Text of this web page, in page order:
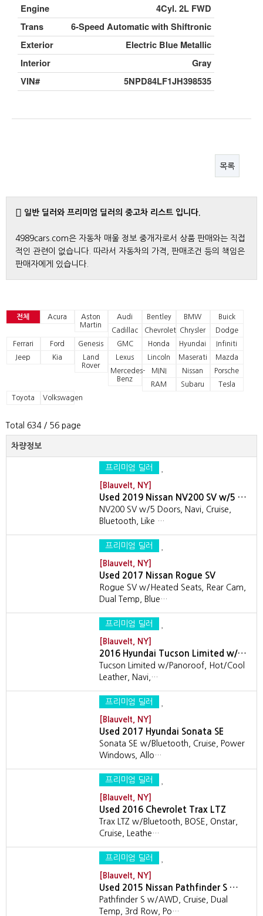
Engine
4Cyl. 2L FWD
Trans
6-Speed Automatic with Shiftronic
Exterior
Electric Blue Metallic
Interior
Gray
VIN#
5NPD84LF1JH398535
목록
일반 딜러와 프리미엄 딜러의 중고차 리스트 입니다.
4989cars.com은 자동차 매울 정보 중개자로서 상품 판매와는 직접
적인 관련이 없습니다. 따라서 자동차의 가격, 판매조건 등의 책임은
판매자에게 있습니다.
전체 Acura
Aston
Martin
Audi Bentley BMW
Buick
Cadillac
Chevrolet Chrysler
Dodge
Ferrari
Ford Genesis GMC Honda Hyundai
Infiniti
Jeep
Kia
Land
Rover
Lexus Lincoln Maserati
Mazda
Mercedes-
Benz
MINI Nissan
Porsche
RAM
Subaru
Tesla
Toyota
Volkswagen
Total 634/ 56 page
차량정보
프리미엄 딜러
[Blauvelt, NY]
Used 2019 Nissan NV200 SV w/5 …
NV200 SV w/5 Doors, Navi, Cruise,
Bluetooth, Like …
프리미엄 딜러
[Blauvelt, NY]
Used 2017 Nissan Rogue SV
Rogue SV w/Heated Seats, Rear Cam,
Dual Temp, Blue…
프리미엄 딜러
[Blauvelt, NY]
2016 Hyundai Tucson Limited w/…
Tucson Limited w/Panoroof, Hot/Cool
Leather, Navi,…
프리미엄 딜러
[Blauvelt, NY]
Used 2017 Hyundai Sonata SE
Sonata SE w/Bluetooth, Cruise, Power
Windows, Allo…
프리미엄 딜러
[Blauvelt, NY]
Used 2016 Chevrolet Trax LTZ
Trax LTZ w/Bluetooth, BOSE, Onstar,
Cruise, Leathe…
프리미엄 딜러
[Blauvelt, NY]
Used 2015 Nissan Pathfinder S …
Pathfinder S w/AWD, Cruise, Dual
Temp, 3rd Row, Po…